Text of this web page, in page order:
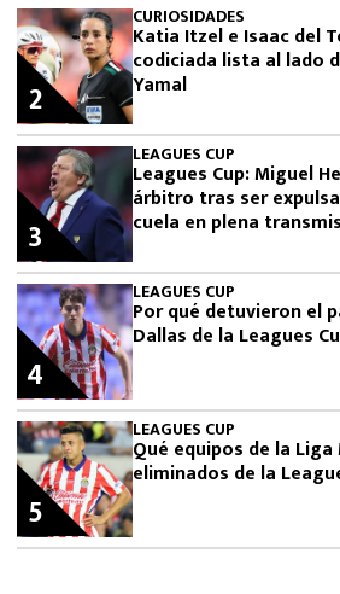
CURIOSIDADES
Katia Itzel e Isaac del
codiciada lista al lado
Yamal
2
LEAGUES CUP
Leagues Cup: Miguel
árbitro tras ser
cuela en plena
3
LEAGUES CUP
Por qué detuvieron el
Dallas de la Leagues
4
LEAGUES CUP
Qué equipos de la
eliminados de la
5